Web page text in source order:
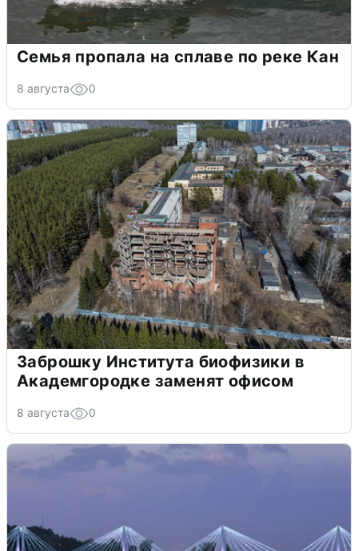
Семья пропала на сплаве по реке Кан
8 августа 0
Заброшку Института биофизики в
Академгородке заменят офисом
8 августа 0